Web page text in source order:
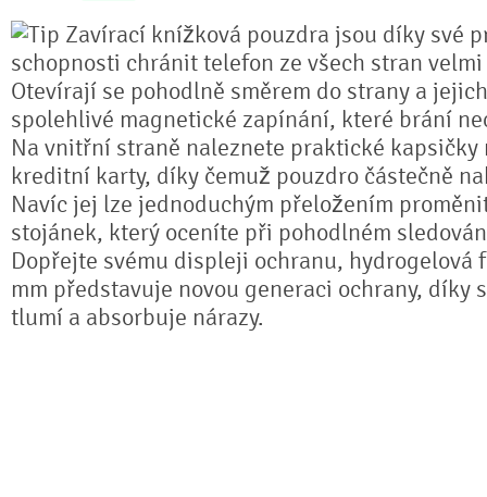
Zavírací knížková pouzdra jsou díky své
schopnosti chránit telefon ze všech stran
Otevírají se pohodlně směrem do strany a
spolehlivé magnetické zapínání, které brání
Na vnitřní straně naleznete praktické kapsičky
kreditní karty, díky čemuž pouzdro částečně
Navíc jej lze jednoduchým přeložením
stojánek, který oceníte při pohodlném
Dopřejte svému displeji ochranu, hydrogelová
mm představuje novou generaci ochrany, díky
tlumí a absorbuje nárazy.